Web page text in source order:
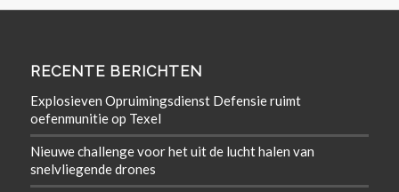
RECENTE BERICHTEN
Explosieven Opruimingsdienst Defensie ruimt
oefenmunitie op Texel
Nieuwe challenge voor het uit de lucht halen van
snelvliegende drones